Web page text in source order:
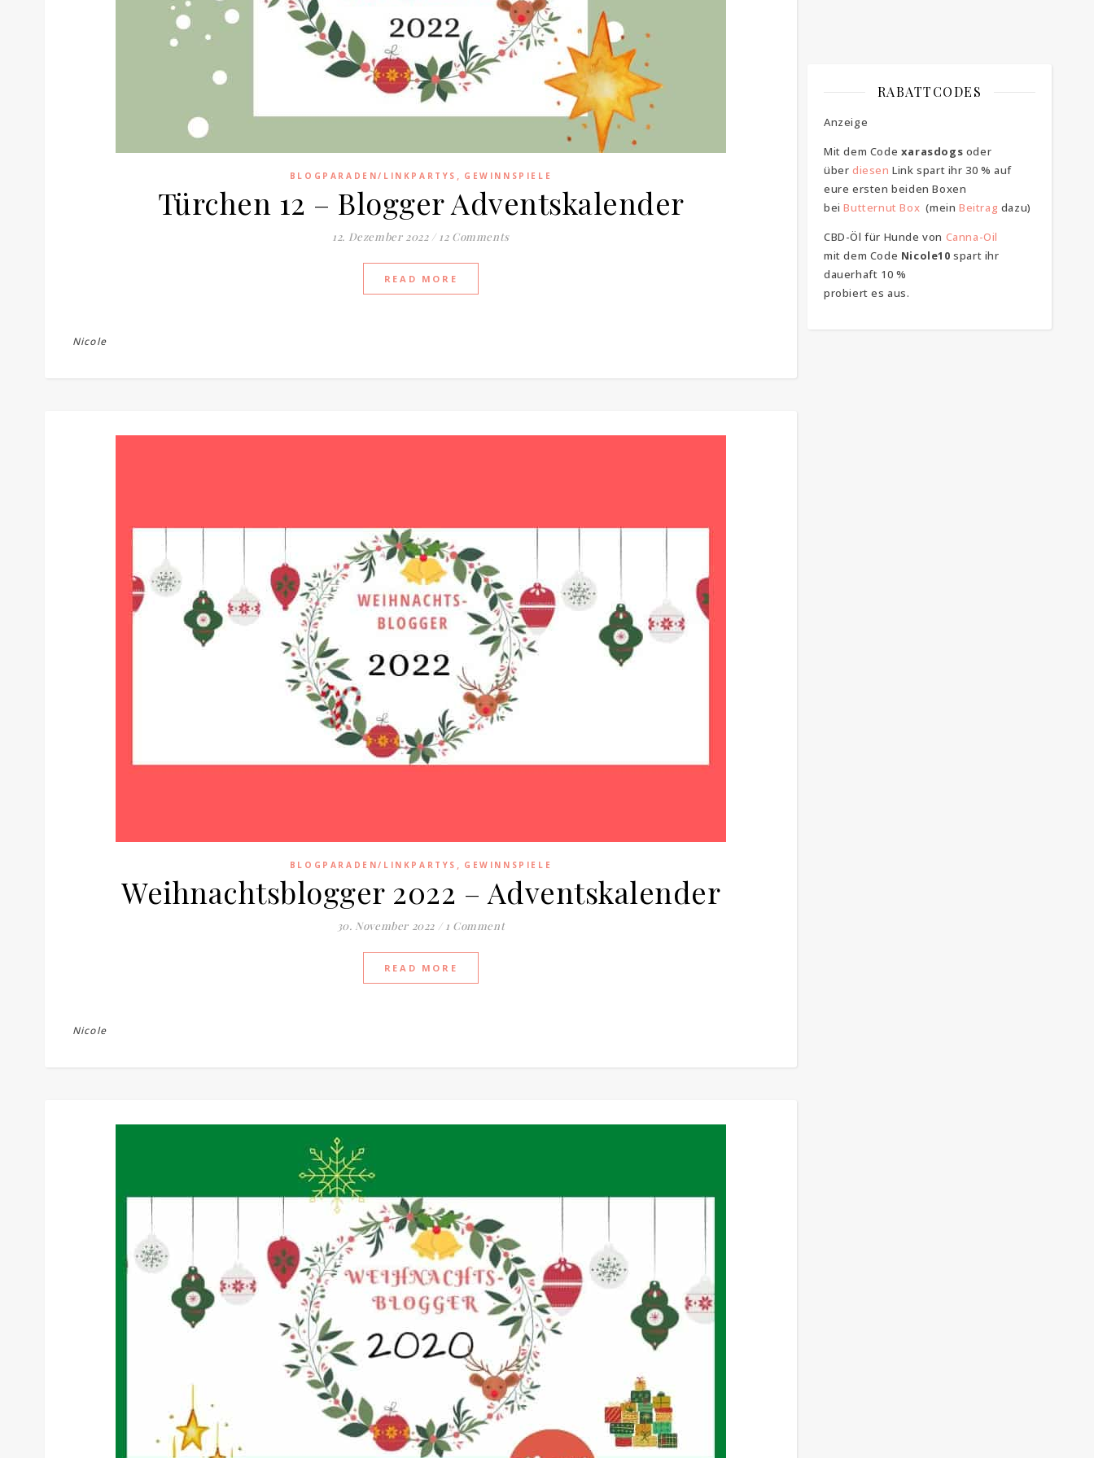
BLOGPARADEN/LINKPARTYS , GEWINNSPIELE
Türchen 12 – Blogger Adventskalender
12. Dezember 2022 / 12 Comments
READ MORE
Nicole
BLOGPARADEN/LINKPARTYS , GEWINNSPIELE
Weihnachtsblogger 2022 – Adventskalender
30. November 2022 / 1 Comment
READ MORE
Nicole
RABATTCODES
Anzeige
Mit dem Code xarasdogs oder
über diesen Link spart ihr 30 % auf
eure ersten beiden Boxen
beiButternut Box (meinBeitrag dazu)
CBD-Öl für Hunde von Canna-Oil
mit dem Code Nicole10 spart ihr
dauerhaft 10 %
probiert es aus.